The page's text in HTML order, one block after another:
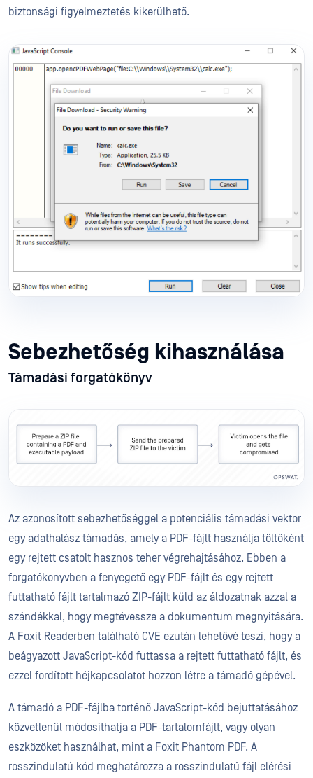
biztonsági figyelmeztetés kikerülhető.
Sebezhetőség kihasználása
Támadási forgatókönyv
Az azonosított sebezhetőséggel a potenciális támadási vektor
egy adathalász támadás, amely a PDF-fájlt használja töltőként
egy rejtett csatolt hasznos teher végrehajtásához. Ebben a
forgatókönyvben a fenyegető egy PDF-fájlt és egy rejtett
futtatható fájlt tartalmazó ZIP-fájlt küld az áldozatnak azzal a
szándékkal, hogy megtévessze a dokumentum megnyitására.
A Foxit Readerben található CVE ezután lehetővé teszi, hogy a
beágyazott JavaScript-kód futtassa a rejtett futtatható fájlt, és
ezzel fordított héjkapcsolatot hozzon létre a támadó gépével.
A támadó a PDF-fájlba történő JavaScript-kód bejuttatásához
közvetlenül módosíthatja a PDF-tartalomfájlt, vagy olyan
eszközöket használhat, mint a Foxit Phantom PDF. A
rosszindulatú kód meghatározza a rosszindulatú fájl elérési